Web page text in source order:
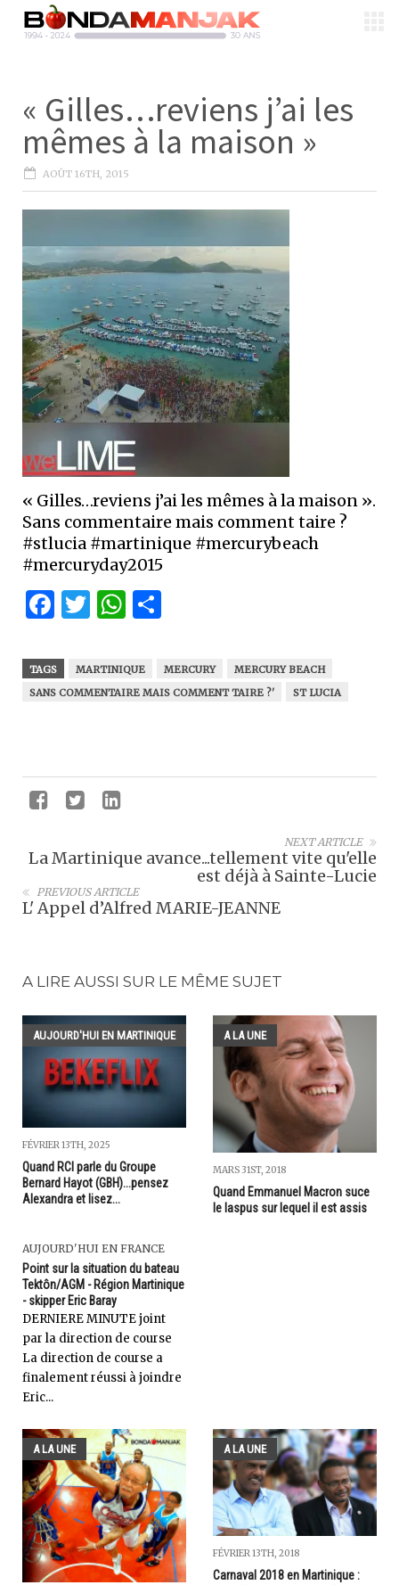
« Gilles…reviens j’ai les
mêmes à la maison »
AOÛT 16TH, 2015
« Gilles…reviens j’ai les mêmes à la maison ».
Sans commentaire mais comment taire ?
#stlucia #martinique #mercurybeach
#mercuryday2015
Facebook
Twitter
WhatsApp
TAGS MARTINIQUE MERCURY
MERCURY BEACH
SANS COMMENTAIRE MAIS COMMENT TAIRE ?'
ST LUCIA
NEXT ARTICLE
La Martinique avance...tellement vite qu'elle
est déjà à Sainte-Lucie
PREVIOUS ARTICLE
L' Appel d’Alfred MARIE-JEANNE
A LIRE AUSSI SUR LE MÊME SUJET
AUJOURD'HUI EN MARTINIQUE
FÉVRIER 13TH, 2025
Quand RCI parle du Groupe
Bernard Hayot (GBH)...pensez
Alexandra et lisez...
A LA UNE
MARS 31ST, 2018
Quand Emmanuel Macron suce
le laspus sur lequel il est assis
AUJOURD'HUI EN FRANCE
Point sur la situation du bateau
Tektôn/AGM - Région Martinique
- skipper Eric Baray
DERNIERE MINUTE joint
par la direction de course
La direction de course a
finalement réussi à joindre
Eric...
A LA UNE A LA UNE
FÉVRIER 13TH, 2018
Carnaval 2018 en Martinique :